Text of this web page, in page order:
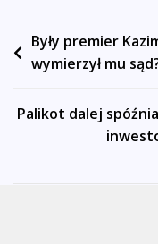
Nawigacja
wpisu
Były premier
wymierzył mu
Palikot dalej